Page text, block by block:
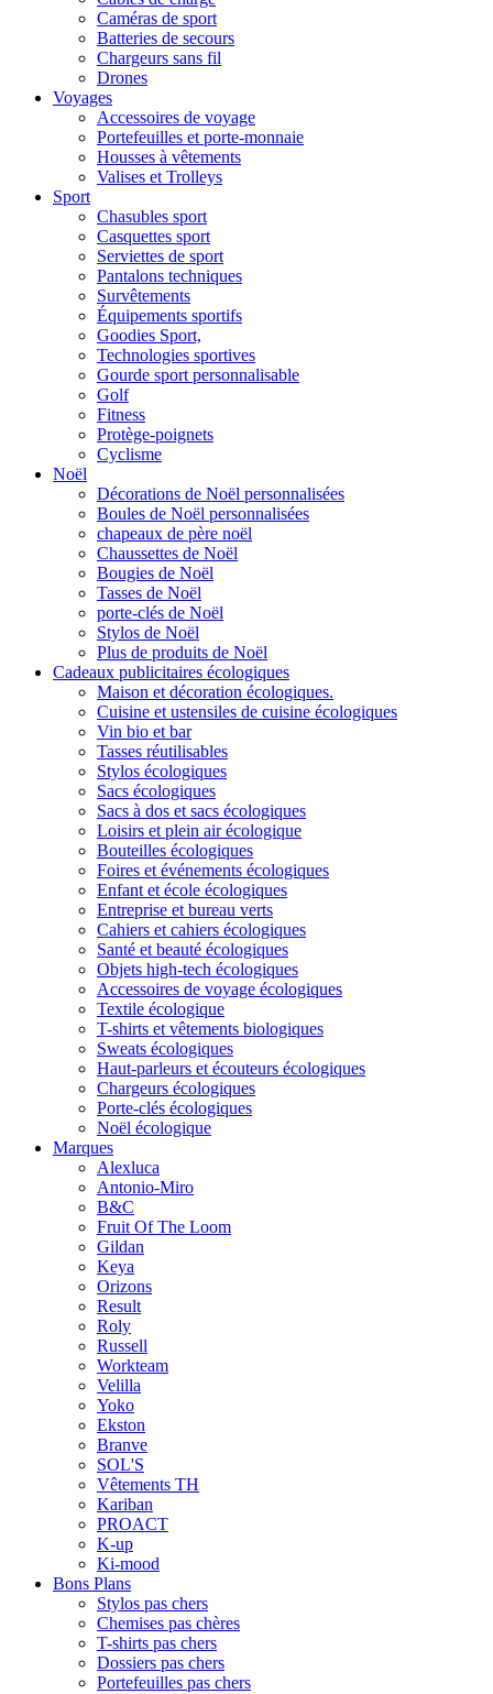
Caméras de sport
Batteries de secours
Chargeurs sans fil
Drones
Voyages
Accessoires de voyage
Portefeuilles et porte-monnaie
Housses à vêtements
Valises et Trolleys
Sport
Chasubles sport
Casquettes sport
Serviettes de sport
Pantalons techniques
Survêtements
Équipements sportifs
Goodies Sport,
Technologies sportives
Gourde sport personnalisable
Golf
Fitness
Protège-poignets
Cyclisme
Noël
Décorations de Noël personnalisées
Boules de Noël personnalisées
chapeaux de père noël
Chaussettes de Noël
Bougies de Noël
Tasses de Noël
porte-clés de Noël
Stylos de Noël
Plus de produits de Noël
Cadeaux publicitaires écologiques
Maison et décoration écologiques.
Cuisine et ustensiles de cuisine écologiques
Vin bio et bar
Tasses réutilisables
Stylos écologiques
Sacs écologiques
Sacs à dos et sacs écologiques
Loisirs et plein air écologique
Bouteilles écologiques
Foires et événements écologiques
Enfant et école écologiques
Entreprise et bureau verts
Cahiers et cahiers écologiques
Santé et beauté écologiques
Objets high-tech écologiques
Accessoires de voyage écologiques
Textile écologique
T-shirts et vêtements biologiques
Sweats écologiques
Haut-parleurs et écouteurs écologiques
Chargeurs écologiques
Porte-clés écologiques
Noël écologique
Marques
Alexluca
Antonio-Miro
B&C
Fruit Of The Loom
Gildan
Keya
Orizons
Result
Roly
Russell
Workteam
Velilla
Yoko
Ekston
Branve
SOL'S
Vêtements TH
Kariban
PROACT
K-up
Ki-mood
Bons Plans
Stylos pas chers
Chemises pas chères
T-shirts pas chers
Dossiers pas chers
Portefeuilles pas chers